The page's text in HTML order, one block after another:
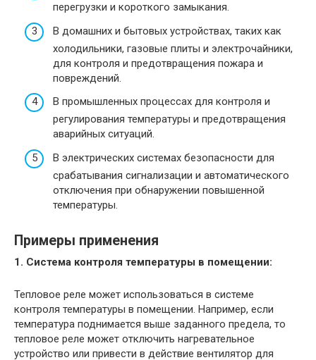
перегрузки и короткого замыкания.
В домашних и бытовых устройствах, таких как
холодильники, газовые плиты и электрочайники,
для контроля и предотвращения пожара и
повреждений.
В промышленных процессах для контроля и
регулирования температуры и предотвращения
аварийных ситуаций.
В электрических системах безопасности для
срабатывания сигнализации и автоматического
отключения при обнаружении повышенной
температуры.
Примеры применения
1. Система контроля температуры в помещении:
Тепловое реле может использоваться в системе
контроля температуры в помещении. Например, если
температура поднимается выше заданного предела, то
тепловое реле может отключить нагревательное
устройство или привести в действие вентилятор для